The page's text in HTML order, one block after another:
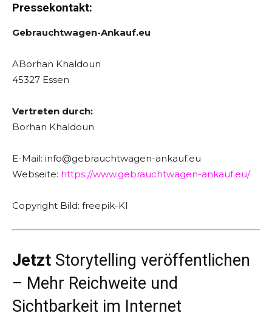
Pressekontakt:
Gebrauchtwagen-Ankauf.eu
ABorhan Khaldoun
45327 Essen
Vertreten durch:
Borhan Khaldoun
E-Mail: info@gebrauchtwagen-ankauf.eu
Webseite: https://www.gebrauchtwagen-ankauf.eu/
Copyright Bild: freepik-KI
Jetzt Storytelling veröffentlichen
– Mehr Reichweite und
Sichtbarkeit im Internet